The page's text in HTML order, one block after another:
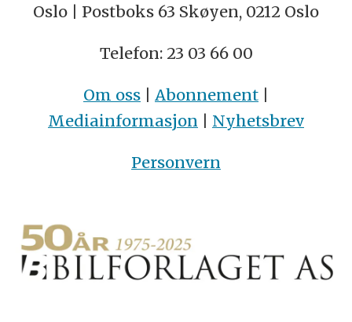
Oslo | Postboks 63 Skøyen, 0212 Oslo
Telefon: 23 03 66 00
Om oss | Abonnement |
Mediainformasjon | Nyhetsbrev
Personvern